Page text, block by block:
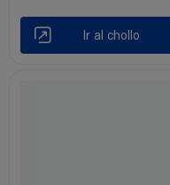
Ir al chollo